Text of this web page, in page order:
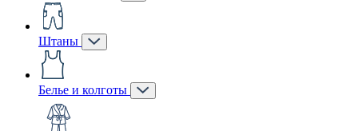
Штаны
Белье и колготы